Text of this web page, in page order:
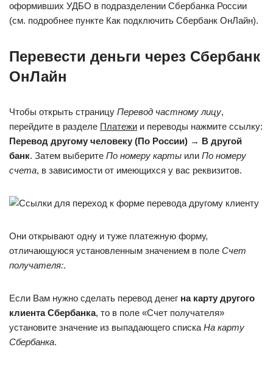
оформивших УДБО в подразделении Сбербанка России
(см. подробнее пункте Как подключить Сбербанк ОнЛайн).
Перевести деньги через Сбербанк
ОнЛайн
Чтобы открыть страницу Перевод частному лицу,
перейдите в разделе Платежи и переводы нажмите ссылку:
Перевод другому человеку (По России) → В другой
банк. Затем выберите По номеру карты или По номеру
счета, в зависимости от имеющихся у вас реквизитов.
Они открывают одну и туже платежную форму,
отличающуюся установленным значением в поле Счет
получателя:.
Если Вам нужно сделать перевод денег на карту другого
клиента Сбербанка, то в поле «Счет получателя»
установите значение из выпадающего списка На карту
Сбербанка.